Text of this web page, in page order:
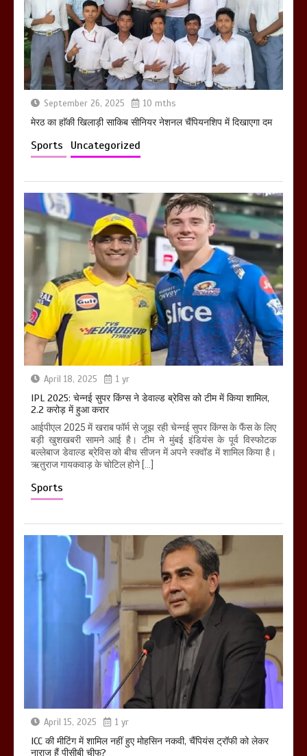
तहस नहस,मोहल्ले वालों के साथ की गई गाली
गलोच ,कहा अगर रखी गई होली तो होगा खून
खराबा,
March 11, 2025
September 26, 2025 10 mths
मेरठ का हाॅकी खिलाड़ी साकिब सीनियर नेशनल चैंपियनशिप में दिखाएगा दम
Sports Uncategorized
April 18, 2025 1 yr
IPL 2025: चेन्नई सुपर किंग्स ने डेवाल्ड ब्रेविस को टीम में किया शामिल,
2.2 करोड़ में हुआ करार
आईपीएल 2025 में खराब फॉर्म से जूझ रही चेन्नई सुपर किंग्स के फैंस के लिए
बड़ी खुशखबरी सामने आई है। टीम ने मुंबई इंडियंस के पूर्व विस्फोटक
बल्लेबाज डेवाल्ड ब्रेविस को बीच सीजन में अपने स्क्वॉड में शामिल किया है।
ऋतुराज गायकवाड़ के चोटिल होने […]
Sports
April 15, 2025 1 yr
ICC की मीटिंग में शामिल नहीं हुए मोहसिन नकवी, चैंपियंस ट्रॉफी को लेकर
नाराज हैं पीसीबी चीफ?